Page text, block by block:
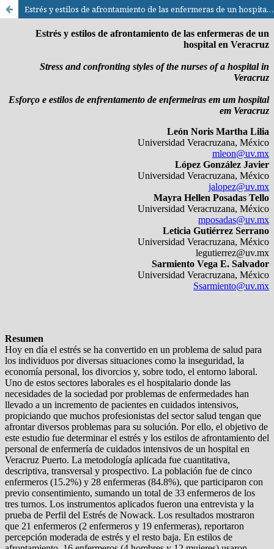
Estrés y estilos de afrontamiento de las enfermeras de un hospital en Veracruz / Stress and confronting styles of the nurses of a hospital in Veracruz